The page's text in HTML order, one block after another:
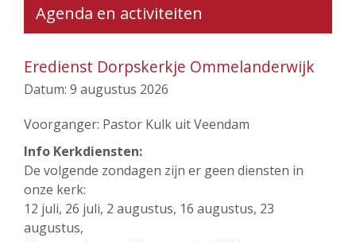
Agenda en activiteiten
Eredienst Dorpskerkje Ommelanderwijk
Datum: 9 augustus 2026
Voorganger: Pastor Kulk uit Veendam
Info Kerkdiensten:
De volgende zondagen zijn er geen diensten in
onze kerk:
12 juli, 26 juli, 2 augustus, 16 augustus, 23
augustus,